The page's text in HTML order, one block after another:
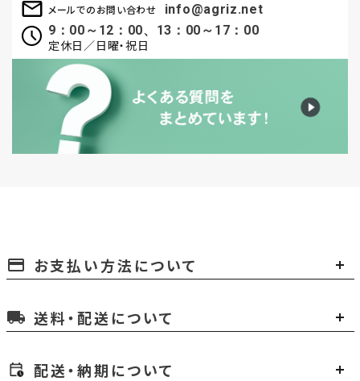
メールでのお問い合わせ
info@agriz.net
9：00～12：00、13：00～17：00
定休日／日曜・祝日
payment お支払い方法について
local_shipping 送料・配送について
配送・納期について